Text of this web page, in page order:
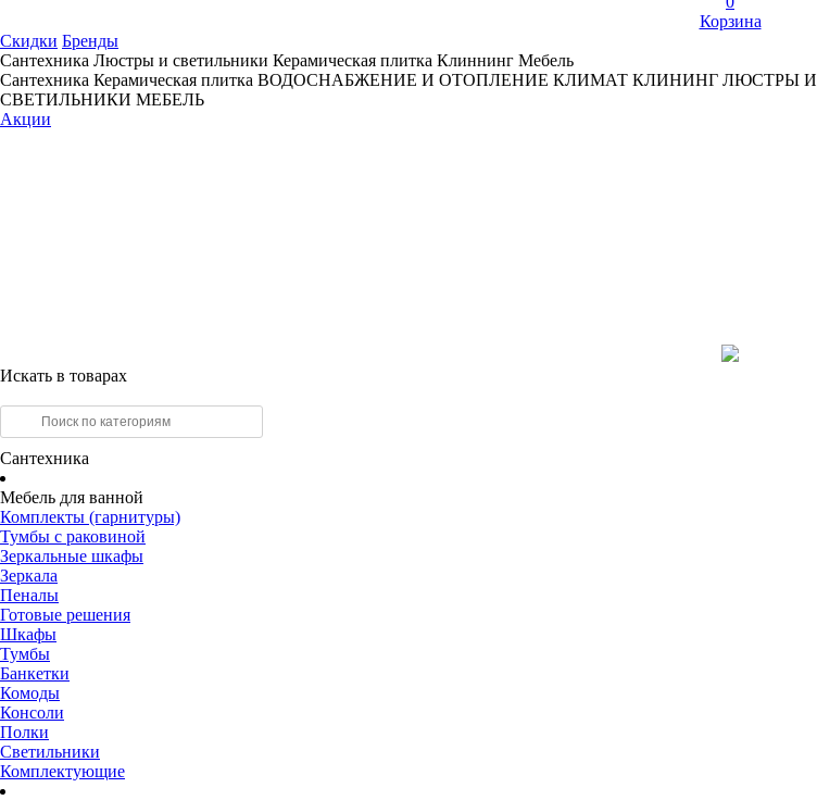
Корзина
Скидки Бренды
Сантехника Люстры и светильники Керамическая плитка Клиннинг Мебель
Сантехника Керамическая плитка ВОДОСНАБЖЕНИЕ И ОТОПЛЕНИЕ КЛИМАТ КЛИНИНГ ЛЮСТРЫ И
СВЕТИЛЬНИКИ МЕБЕЛЬ
Акции
Искать в товарах
Сантехника
Мебель для ванной
Комплекты (гарнитуры)
Тумбы с раковиной
Зеркальные шкафы
Зеркала
Пеналы
Готовые решения
Шкафы
Тумбы
Банкетки
Комоды
Консоли
Полки
Светильники
Комплектующие